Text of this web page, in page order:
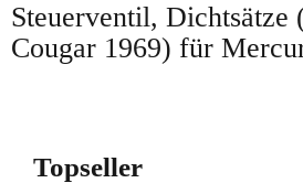
Steuerventil, Dichtsätze
Cougar 1969) für
Topseller